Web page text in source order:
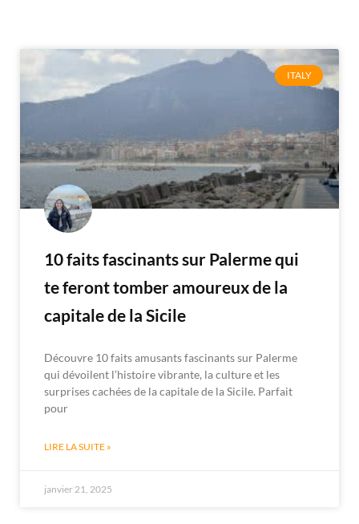
ITALY
10 faits fascinants sur Palerme qui
te feront tomber amoureux de la
capitale de la Sicile
Découvre 10 faits amusants fascinants sur Palerme
qui dévoilent l’histoire vibrante, la culture et les
surprises cachées de la capitale de la Sicile. Parfait
pour
LIRE LA SUITE »
janvier 21, 2025